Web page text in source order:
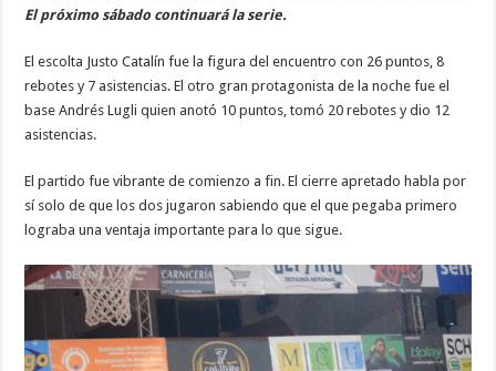
El próximo sábado continuará la serie.
El escolta Justo Catalín fue la figura del encuentro con 26 puntos, 8
rebotes y 7 asistencias. El otro gran protagonista de la noche fue el
base Andrés Lugli quien anotó 10 puntos, tomó 20 rebotes y dio 12
asistencias.
El partido fue vibrante de comienzo a fin. El cierre apretado habla por
sí solo de que los dos jugaron sabiendo que el que pegaba primero
lograba una ventaja importante para lo que sigue.